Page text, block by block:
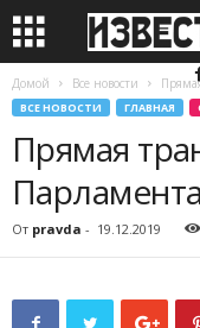
Домой Все новости
ВСЕ НОВОСТИ ГЛАВНАЯ
Прямая
От pravda - 19.12.2019